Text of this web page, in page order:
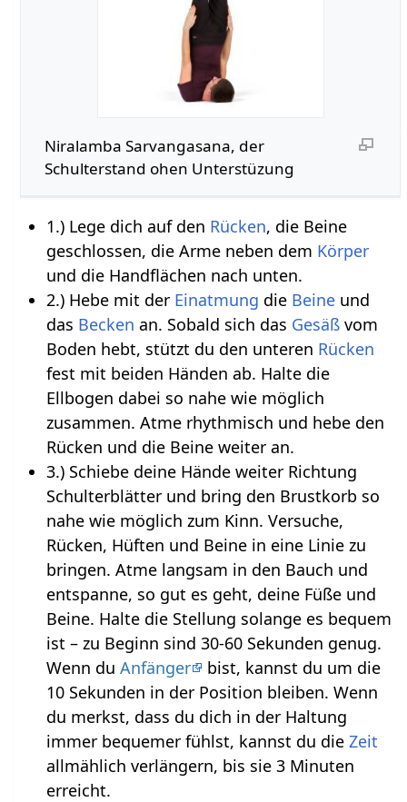
Niralamba Sarvangasana, der
Schulterstand ohen Unterstüzung
1.) Lege dich auf den Rücken, die Beine
geschlossen, die Arme neben dem Körper
und die Handflächen nach unten.
2.) Hebe mit der Einatmung die Beineund
das Becken an. Sobald sich das Gesäßvom
Boden hebt, stützt du den unteren Rücken
fest mit beiden Händen ab. Halte die
Ellbogen dabei so nahe wie möglich
zusammen. Atme rhythmisch und hebe den
Rücken und die Beine weiter an.
3.) Schiebe deine Hände weiter Richtung
Schulterblätter und bring den Brustkorb so
nahe wie möglich zum Kinn. Versuche,
Rücken, Hüften und Beine in eine Linie zu
bringen. Atme langsam in den Bauch und
entspanne, so gut es geht, deine Füße und
Beine. Halte die Stellung solange es bequem
ist – zu Beginn sind 30-60 Sekunden genug.
Wenn du Anfänger
bist, kannst du um die
10 Sekunden in der Position bleiben. Wenn
du merkst, dass du dich in der Haltung
immer bequemer fühlst, kannst du die Zeit
allmählich verlängern, bis sie 3 Minuten
erreicht.